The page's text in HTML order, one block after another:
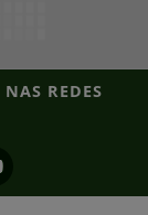
NAS REDES